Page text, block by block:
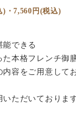
)・7,560円(税込)
能できる
た本格フレンチ御
容をご用意して
ただいております